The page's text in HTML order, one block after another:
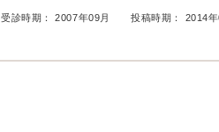
受診時期： 2007年09月 投稿時期： 2014年